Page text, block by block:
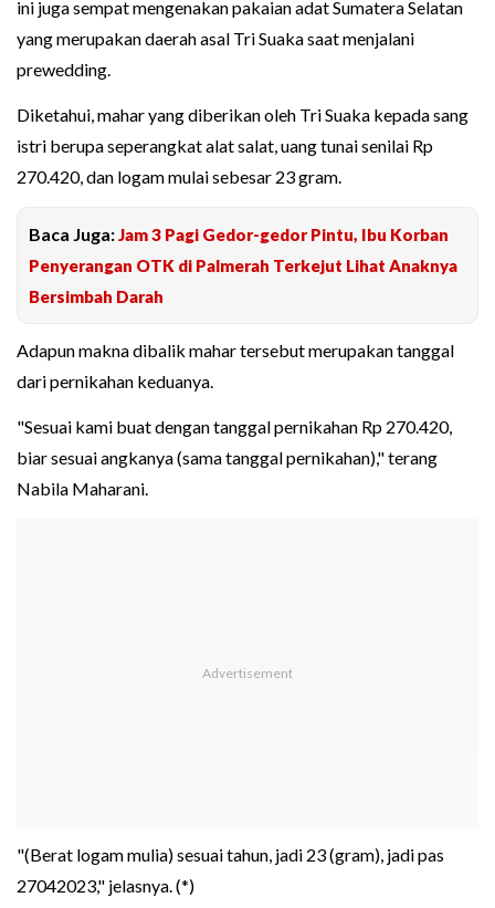
ini juga sempat mengenakan pakaian adat Sumatera Selatan
yang merupakan daerah asal Tri Suaka saat menjalani
prewedding.
Diketahui, mahar yang diberikan oleh Tri Suaka kepada sang
istri berupa seperangkat alat salat, uang tunai senilai Rp
270.420, dan logam mulai sebesar 23 gram.
Baca Juga:Jam 3 Pagi Gedor-gedor Pintu, Ibu Korban
Penyerangan OTK di Palmerah Terkejut Lihat Anaknya
Bersimbah Darah
Adapun makna dibalik mahar tersebut merupakan tanggal
dari pernikahan keduanya.
"Sesuai kami buat dengan tanggal pernikahan Rp 270.420,
biar sesuai angkanya (sama tanggal pernikahan)," terang
Nabila Maharani.
"(Berat logam mulia) sesuai tahun, jadi 23 (gram), jadi pas
27042023," jelasnya. (*)